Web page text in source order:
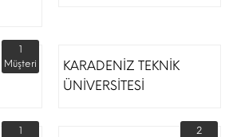
1
Müşteri
KARADENİZ TEKNİK
ÜNİVERSİTESİ
1
2